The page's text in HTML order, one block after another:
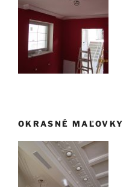
OKRASNÉ MAĽOVKY